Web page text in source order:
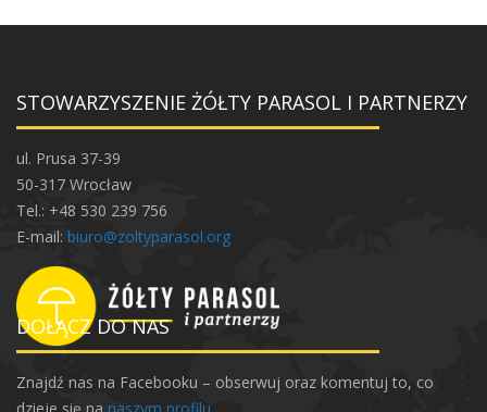
STOWARZYSZENIE ŻÓŁTY PARASOL I PARTNERZY
ul. Prusa 37-39
50-317 Wrocław
Tel.: +48 530 239 756
E-mail: biuro@zoltyparasol.org
DOŁĄCZ DO NAS
Znajdź nas na Facebooku – obserwuj oraz komentuj to, co